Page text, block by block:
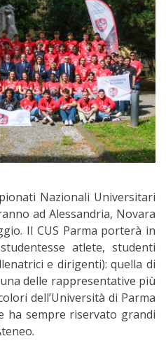
Nazionali Universitari
ad Alessandria, Novara
Il CUS Parma porterà in
atlete, studenti
e dirigenti): quella di
delle rappresentative più
dell’Università di Parma
ha sempre riservato grandi